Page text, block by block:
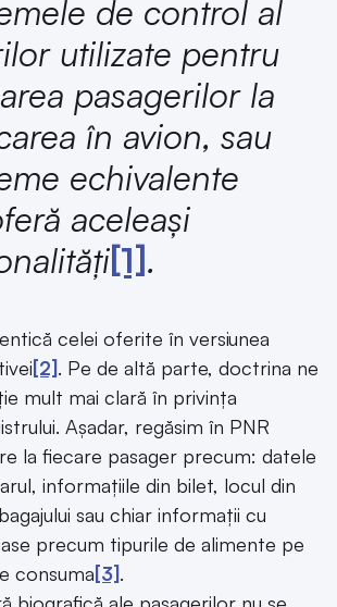
de control al
utilizate pentru
pasagerilor la
în avion, sau
echivalente
aceleaşi
[1].
celei oferite în versiunea
[2]. Pe de altă parte, doctrina ne
mult mai clară în privința
Așadar, regăsim în PNR
la fiecare pasager precum: datele
informațiile din bilet, locul din
sau chiar informații cu
precum tipurile de alimente pe
consuma[3].